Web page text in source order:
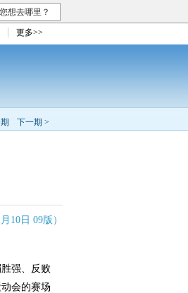
您想去哪里？
更多>>
下一期 >
10日 09版）
强、反败
会的赛场